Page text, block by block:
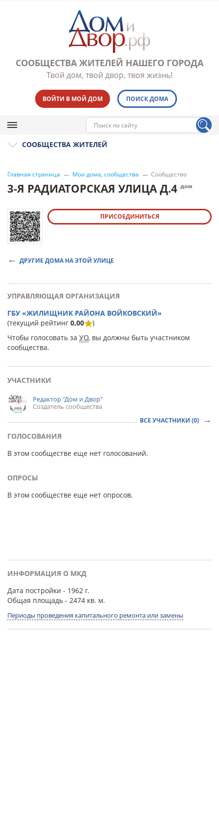
СООБЩЕСТВА ЖИТЕЛЕЙ НАШЕГО ГОРОДА
Твой дом, твой двор, твоя жизнь!
ВОЙТИ В МОЙ ДОМ ПОИСК ДОМА
СООБЩЕСТВА ЖИТЕЛЕЙ
Главная страница Мои дома, сообщества Сообщество
3-Я РАДИАТОРСКАЯ УЛИЦА Д.4 дом
ПРИСОЕДИНИТЬСЯ
ДРУГИЕ ДОМА НА ЭТОЙ УЛИЦЕ
УПРАВЛЯЮЩАЯ ОРГАНИЗАЦИЯ
ГБУ «ЖИЛИЩНИК РАЙОНА ВОЙКОВСКИЙ»
(текущий рейтинг 0,00
)
Чтобы голосовать за УО, вы должны быть участником
сообщества.
УЧАСТНИКИ
Редактор "Дом и Двор"
Создатель сообщества
ВСЕ УЧАСТНИКИ (0)
ГОЛОСОВАНИЯ
В этом сообществе еще нет голосований.
ОПРОСЫ
В этом сообществе еще нет опросов.
ИНФОРМАЦИЯ О МКД
Дата постройки - 1962 г.
Общая площадь - 2474 кв. м.
Периоды проведения капитального ремонта или замены